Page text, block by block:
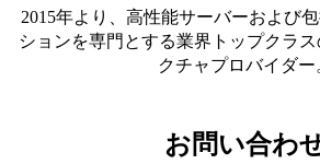
2015年より、高性能サーバーおよび
ションを専門とする業界トップクラ
クチャプロバイダー
お問い合わ